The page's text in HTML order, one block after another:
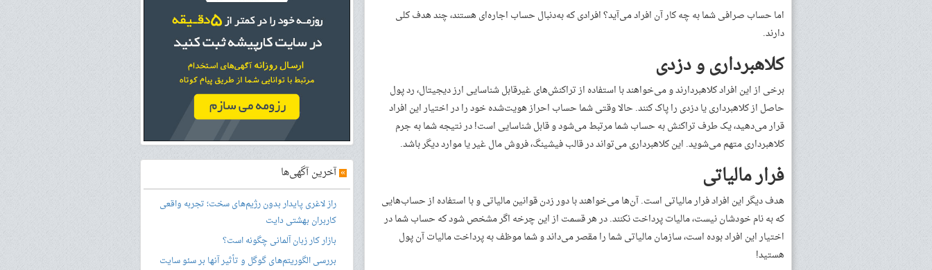
اما حساب صرافی شما به چه کار آن افراد می‌آید؟ افرادی که به‌دنبال حساب اجاره‌ای هستند، چند هدف کلی
دارند.
کلاهبرداری و دزدی
برخی از این افراد کلاهبردارند و می‌خواهند با استفاده از تراکنش‌های غیرقابل شناسایی ارز دیجیتال، رد پول
حاصل از کلاهبرداری یا دزدی را پاک کنند. حالا وقتی شما حساب احراز هویت‌شده خود را در اختیار این افراد
قرار می‌دهید، یک طرف تراکنش به حساب شما مرتبط می‌شود و قابل شناسایی است! در نتیجه شما به جرم
کلاهبرداری متهم می‌شوید. این کلاهبرداری می‌تواند در قالب فیشینگ، فروش مال غیر یا موارد دیگر باشد.
فرار مالیاتی
هدف دیگر این افراد فرار مالیاتی است. آن‌ها می‌خواهند با دور زدن قوانین مالیاتی و با استفاده از حساب‌هایی
که به نام خودشان نیست، مالیات پرداخت نکنند. در هر قسمت از این چرخه اگر مشخص شود که حساب شما در
اختیار این افراد بوده است، سازمان مالیاتی شما را مقصر می‌داند و شما موظف به پرداخت مالیات آن پول
هستید!
»آخرین آگهی‌ها
راز لاغری پایدار بدون رژیم‌های سخت؛ تجربه واقعی
کاربران بهشتی دایت
بازار کار زبان آلمانی چگونه است؟
بررسی الگوریتم‌های گوگل و تأثیر آنها بر سئو سایت